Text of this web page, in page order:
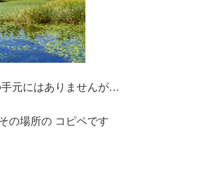
元にはありませんが…
の場所の コピペです